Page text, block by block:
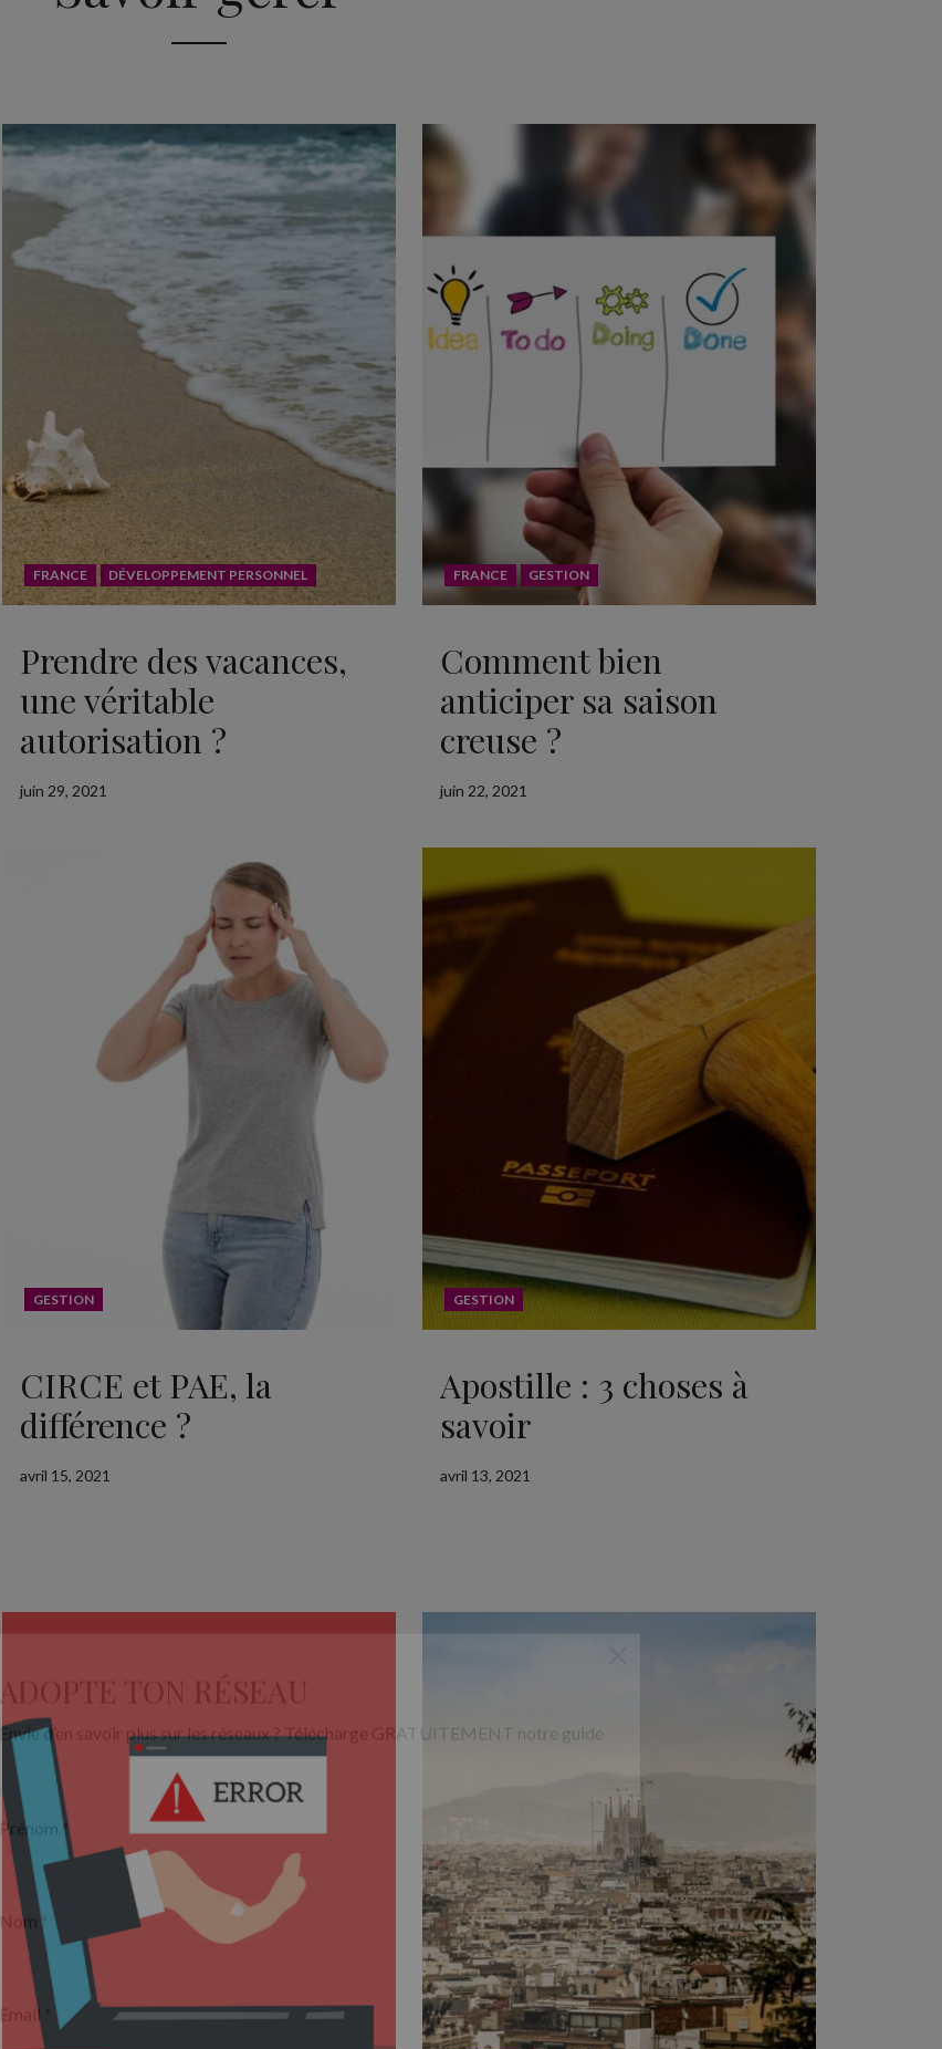
ADOPTE TON RÉSEAU
Envie d’en savoir plus sur les réseaux ? Télécharge GRATUITEMENT notre guide
Prénom
Nom
FRANCE DÉVELOPPEMENT PERSONNEL
Prendre des vacances,
une véritable
autorisation ?
juin 29, 2021
FRANCE GESTION
Comment bien
anticiper sa saison
creuse ?
juin 22, 2021
GESTION
CIRCE et PAE, la
différence ?
avril 15, 2021
GESTION
Apostille : 3 choses à
savoir
avril 13, 2021